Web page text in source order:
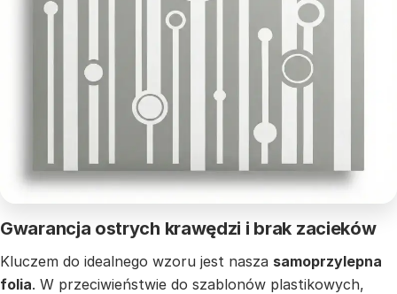
Gwarancja ostrych krawędzi i brak zacieków
Kluczem do idealnego wzoru jest nasza samoprzylepna
folia. W przeciwieństwie do szablonów plastikowych,